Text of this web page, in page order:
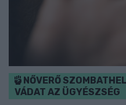
NŐVERŐ
VÁDAT AZ ÜGYÉSZSÉG